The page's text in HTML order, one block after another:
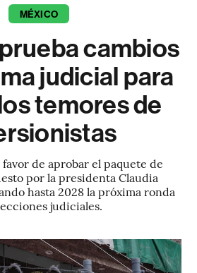
MÉXICO
cambios
judicial para
temores de
favor de aprobar el paquete de
por la presidenta Claudia
hasta 2028 la próxima ronda
judiciales.